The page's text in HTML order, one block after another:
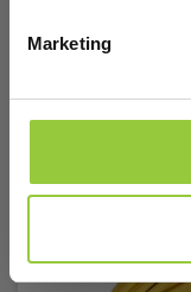
Marketing